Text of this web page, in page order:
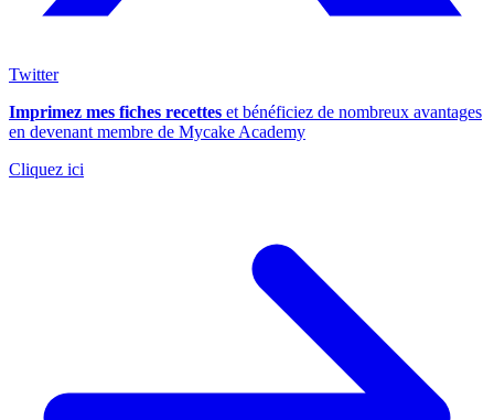
Twitter
Imprimez mes fiches recettes et bénéficiez de nombreux avantages
en devenant membre de Mycake Academy
Cliquez ici